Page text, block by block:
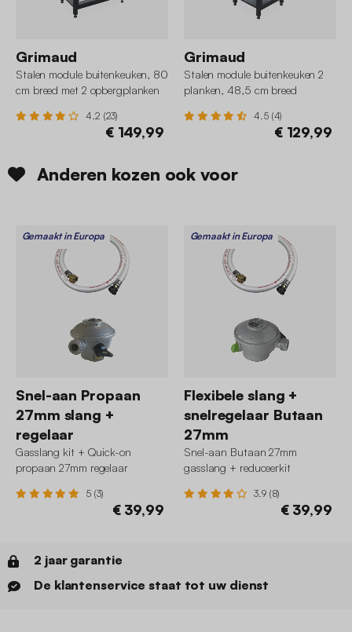
Grimaud
Stalen module buitenkeuken, 80
cm breed met 2 opbergplanken
4.2 (23)
€ 149,99
Grimaud
Stalen module buitenkeuken 2
planken, 48,5 cm breed
4.5 (4)
€ 129,99
Anderen kozen ook voor
Gemaakt in Europa
Snel-aan Propaan
27mm slang +
regelaar
Gasslang kit + Quick-on
propaan 27mm regelaar
5 (3)
€ 39,99
Gemaakt in Europa
Flexibele slang +
snelregelaar Butaan
27mm
Snel-aan Butaan 27mm
gasslang + reduceerkit
3.9 (8)
€ 39,99
2 jaar garantie
De klantenservice staat tot uw dienst